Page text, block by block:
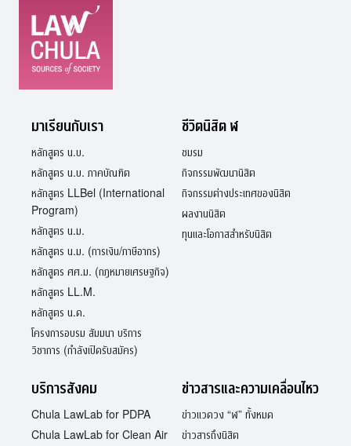
มาเรียนกับเรา
หลักสูตร น.บ.
หลักสูตร น.บ. ภาคบัณฑิต
หลักสูตร LLBel (International
Program)
หลักสูตร น.ม.
หลักสูตร น.ม. (การเงิน/ภาษีอากร)
หลักสูตร ศศ.ม. (กฎหมายเศรษฐกิจ)
หลักสูตร LL.M.
หลักสูตร น.ด.
โครงการอบรม สัมมนา บริการ
วิชาการ (กำลังเปิดรับสมัคร)
ชีวิตนิสิต ฬ
ชมรม
กิจกรรมพัฒนานิสิต
กิจกรรมต่างประเทศของนิสิต
ผลงานนิสิต
ทุนและโอกาสสำหรับนิสิต
บริการสังคม
Chula LawLab for PDPA
Chula LawLab for Clean Air
ข่าวสารและความเคลื่อนไหว
ข่าวแวดวง “ฬ” ทั้งหมด
ข่าวสารถึงนิสิต